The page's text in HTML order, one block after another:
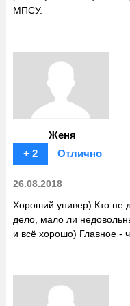
МПСУ.
Женя
+ 2
Отлично
26.08.2018
Хороший универ) Кто не
дело, мало ли
и всё хорошо) Главное -